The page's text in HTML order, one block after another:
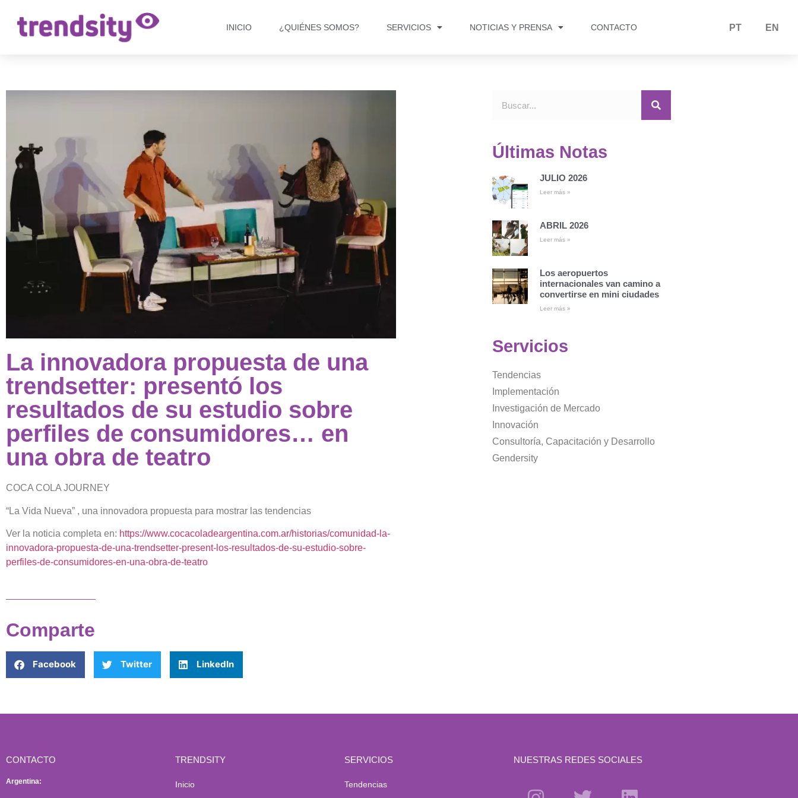
INICIO ¿QUIÉNES SOMOS? SERVICIOS NOTICIAS Y PRENSA CONTACTO PT EN
La innovadora propuesta de una
trendsetter: presentó los
resultados de su estudio sobre
perfiles de consumidores… en
una obra de teatro
COCA COLA JOURNEY
“La Vida Nueva” , una innovadora propuesta para mostrar las tendencias
Ver la noticia completa en: https://www.cocacoladeargentina.com.ar/historias/comunidad-la-
innovadora-propuesta-de-una-trendsetter-present-los-resultados-de-su-estudio-sobre-
perfiles-de-consumidores-en-una-obra-de-teatro
Comparte
Facebook Twitter LinkedIn
Últimas Notas
JULIO 2026
Leer más »
ABRIL 2026
Leer más »
Los aeropuertos
internacionales van camino a
convertirse en mini ciudades
Leer más »
Servicios
Tendencias
Implementación
Investigación de Mercado
Innovación
Consultoría, Capacitación y Desarrollo
Gendersity
CONTACTO
Argentina:
TRENDSITY
Inicio
SERVICIOS
Tendencias
NUESTRAS REDES SOCIALES